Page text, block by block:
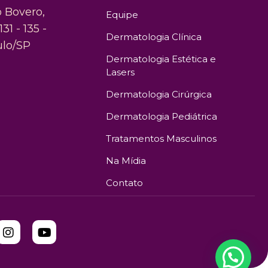
Bovero,
- 135 -
SP
Equipe
Dermatologia Clínica
Dermatologia Estética e
Lasers
Dermatologia Cirúrgica
Dermatologia Pediátrica
Tratamentos Masculinos
Na Mídia
Contato